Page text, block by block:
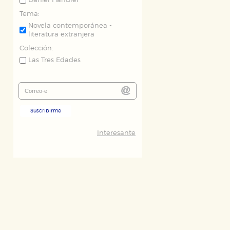
Tema:
Novela contemporánea -
literatura extranjera
Colección:
Las Tres Edades
Suscribirme
Interesante
nuestro sistema. Es posible
de funcionar correctamente.
es agregada y, por lo